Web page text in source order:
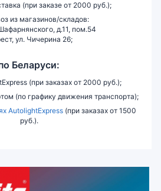
(при заказе от 2000 руб.);
из магазинов/складов:
д.11, пом.54
ул. Чичерина 26;
Беларуси:
(при заказах от 2000 руб.);
(по графику движения транспорта);
AutolightExpress(при заказах от 1500
руб.).